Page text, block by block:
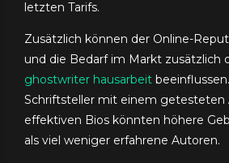
letzten Tarifs.
Zusätzlich können der Online-
und die Bedarf im Markt zusätzlich
ghostwriter hausarbeit
Schriftsteller mit einem getesteten
effektiven Bios könnten höhere
als viel weniger erfahrene Autoren.